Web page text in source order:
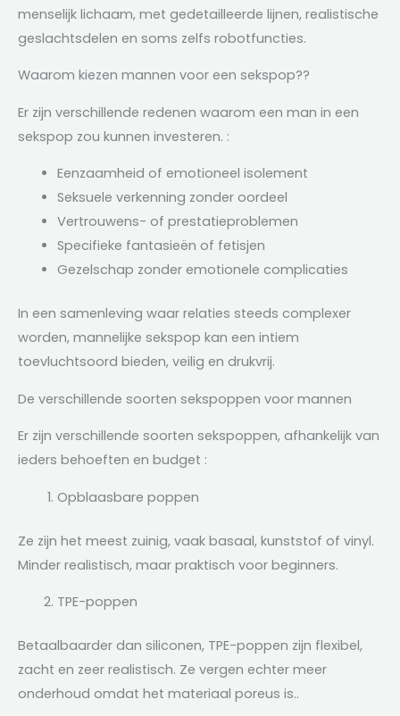
menselijk lichaam, met gedetailleerde lijnen, realistische
geslachtsdelen en soms zelfs robotfuncties.
Waarom kiezen mannen voor een sekspop??
Er zijn verschillende redenen waarom een ​​man in een
sekspop zou kunnen investeren. :
Eenzaamheid of emotioneel isolement
Seksuele verkenning zonder oordeel
Vertrouwens- of prestatieproblemen
Specifieke fantasieën of fetisjen
Gezelschap zonder emotionele complicaties
In een samenleving waar relaties steeds complexer
worden, mannelijke sekspop kan een intiem
toevluchtsoord bieden, veilig en drukvrij.
De verschillende soorten sekspoppen voor mannen
Er zijn verschillende soorten sekspoppen, afhankelijk van
ieders behoeften en budget :
Opblaasbare poppen
Ze zijn het meest zuinig, vaak basaal, kunststof of vinyl.
Minder realistisch, maar praktisch voor beginners.
TPE-poppen
Betaalbaarder dan siliconen, TPE-poppen zijn flexibel,
zacht en zeer realistisch. Ze vergen echter meer
onderhoud omdat het materiaal poreus is..